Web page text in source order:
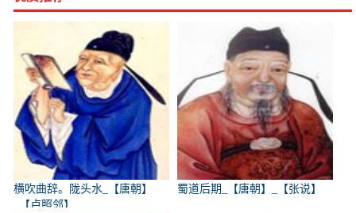
横吹曲辞。陇头水_【唐朝】
_【卢照邻】
蜀道后期_【唐朝】_【张说】